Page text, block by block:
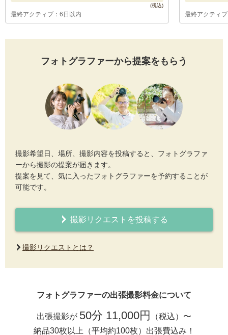
最終アクティブ：6日以内 最終アクティ
フォトグラファーから提案をもらう
撮影希望日、場所、撮影内容を投稿すると、フォトグラファ
ーから撮影の提案が届きます。
提案を見て、気に入ったフォトグラファーを予約することが
可能です。
撮影リクエストを投稿する
撮影リクエストとは？
フォトグラファーの出張撮影料金について
出張撮影が 50分 11,000円
（税込）〜
納品30枚以上（平均約100枚）出張費込み！